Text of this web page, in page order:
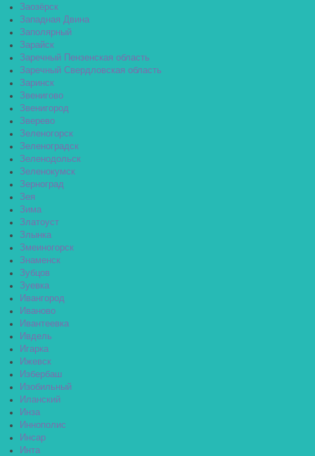
Заозёрск
Западная Двина
Заполярный
Зарайск
Заречный Пензенская область
Заречный Свердловская область
Заринск
Звенигово
Звенигород
Зверево
Зеленогорск
Зеленоградск
Зеленодольск
Зеленокумск
Зерноград
Зея
Зима
Златоуст
Злынка
Змеиногорск
Знаменск
Зубцов
Зуевка
Ивангород
Иваново
Ивантеевка
Ивдель
Игарка
Ижевск
Избербаш
Изобильный
Иланский
Инза
Иннополис
Инсар
Инта